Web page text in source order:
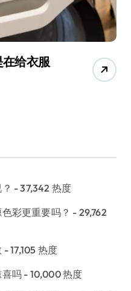
给衣服
- 37,342 热度
彩更重要吗？ - 29,762
- 17,105 热度
吗 - 10,000 热度